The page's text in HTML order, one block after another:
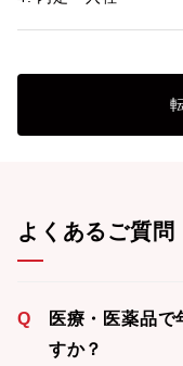
よくあるご質問
Q
医療・医薬品
すか？